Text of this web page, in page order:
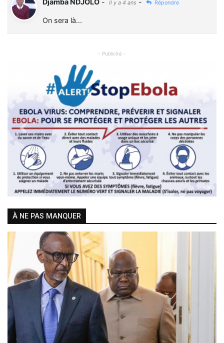
Il y a 4 ans Répondre
On sera là...
- Publicité -
Previous Next
À NE PAS MANQUER